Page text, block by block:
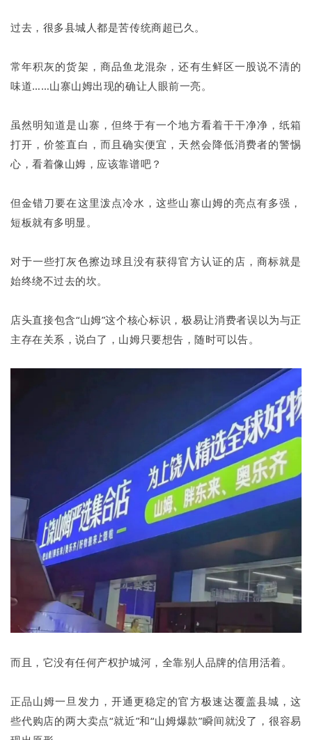
过去，很多县城人都是苦传统商超已久。
常年积灰的货架，商品鱼龙混杂，还有生鲜区一股说不清的
味道……山寨山姆出现的确让人眼前一亮。
虽然明知道是山寨，但终于有一个地方看着干干净净，纸箱
打开，价签直白，而且确实便宜，天然会降低消费者的警惕
心，看着像山姆，应该靠谱吧？
但金错刀要在这里泼点冷水，这些山寨山姆的亮点有多强，
短板就有多明显。
对于一些打灰色擦边球且没有获得官方认证的店，商标就是
始终绕不过去的坎。
店头直接包含“山姆”这个核心标识，极易让消费者误以为与正
主存在关系，说白了，山姆只要想告，随时可以告。
而且，它没有任何产权护城河，全靠别人品牌的信用活着。
正品山姆一旦发力，开通更稳定的官方极速达覆盖县城，这
些代购店的两大卖点“就近”和“山姆爆款”瞬间就没了，很容易